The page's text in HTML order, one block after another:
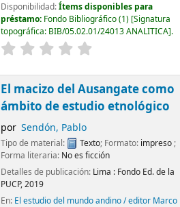
Disponibilidad:Ítems disponibles para
préstamo: Fondo Bibliográfico(1) Signatura
topográfica: BIB/05.02.01/24013 ANALITICA .
El macizo del Ausangate como
ámbito de estudio etnológico
por Sendón, Pablo
Tipo de material: Texto; Formato: impreso;
Forma literaria: No es ficción
Detalles de publicación: Lima : Fondo Ed. de la
PUCP,2019
En: El estudio del mundo andino / editor Marco